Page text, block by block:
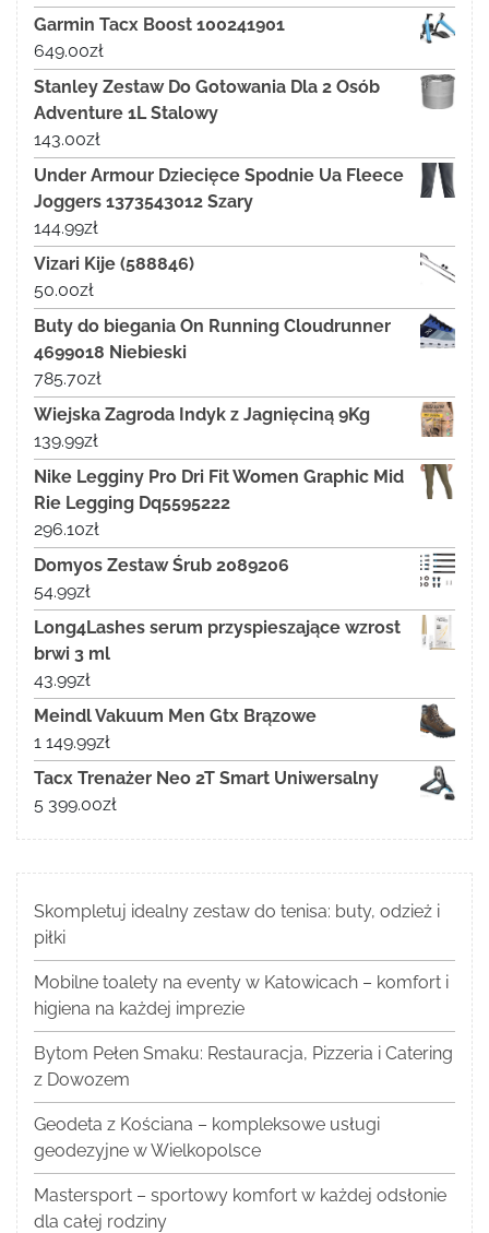
Garmin Tacx Boost 100241901
649.00zł
Stanley Zestaw Do Gotowania Dla 2 Osób
Adventure 1L Stalowy
143.00zł
Under Armour Dziecięce Spodnie Ua Fleece
Joggers 1373543012 Szary
144.99zł
Vizari Kije (588846)
50.00zł
Buty do biegania On Running Cloudrunner
4699018 Niebieski
785.70zł
Wiejska Zagroda Indyk z Jagnięciną 9Kg
139.99zł
Nike Legginy Pro Dri Fit Women Graphic Mid
Rie Legging Dq5595222
296.10zł
Domyos Zestaw Śrub 2089206
54.99zł
Long4Lashes serum przyspieszające wzrost
brwi 3 ml
43.99zł
Meindl Vakuum Men Gtx Brązowe
1 149.99zł
Tacx Trenażer Neo 2T Smart Uniwersalny
5 399.00zł
Skompletuj idealny zestaw do tenisa: buty, odzież i
piłki
Mobilne toalety na eventy w Katowicach – komfort i
higiena na każdej imprezie
Bytom Pełen Smaku: Restauracja, Pizzeria i Catering
z Dowozem
Geodeta z Kościana – kompleksowe usługi
geodezyjne w Wielkopolsce
Mastersport – sportowy komfort w każdej odsłonie
dla całej rodziny